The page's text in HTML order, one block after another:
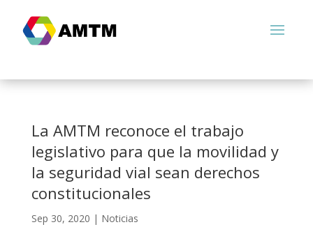
La AMTM reconoce el trabajo
legislativo para que la movilidad y
la seguridad vial sean derechos
constitucionales
Sep 30, 2020 | Noticias